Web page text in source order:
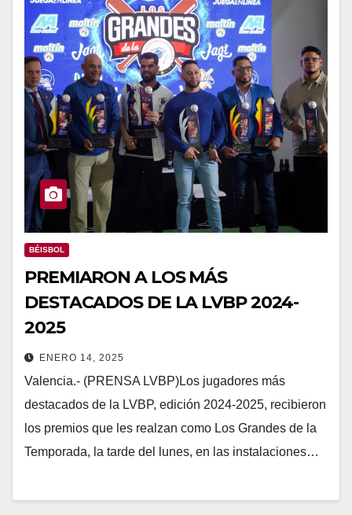
BÉISBOL
PREMIARON A LOS MÁS
DESTACADOS DE LA LVBP 2024-
2025
ENERO 14, 2025
Valencia.- (PRENSA LVBP)Los jugadores más
destacados de la LVBP, edición 2024-2025, recibieron
los premios que les realzan como Los Grandes de la
Temporada, la tarde del lunes, en las instalaciones…